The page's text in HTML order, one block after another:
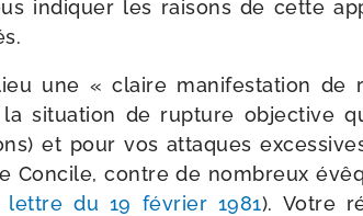
indi­quer les rai­sons de cette
une « claire mani­fes­ta­tion de
situa­tion de rup­ture objec­tive
et pour vos attaques
Concile, contre de nom­breux
lettre du 19 février 1981). Votre